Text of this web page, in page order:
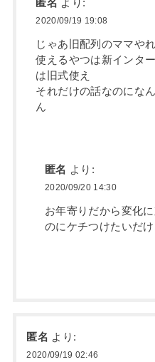
匿名 より:
2020/09/19 19:08
じゃあ旧配列のママや
使えるやつは新インタ
は旧式使え
それだけの話なのにな
ん
匿名 より:
2020/09/20 14:30
お年寄りだから変化
のにケチつけたいだ
匿名 より:
2020/09/19 02:46